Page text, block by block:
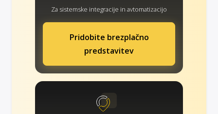
Za sistemske integracije in avtomatizacijo
Pridobite brezplačno
predstavitev